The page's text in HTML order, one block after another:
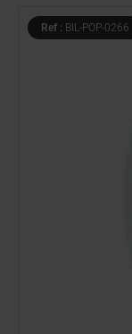
Ref : BIL-POP-0266